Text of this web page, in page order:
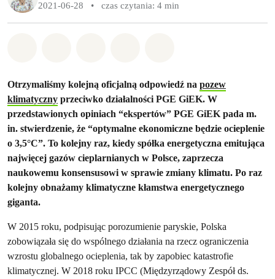
2021-06-28
• czas czytania: 4 min
Otrzymaliśmy kolejną oficjalną odpowiedź na pozew
klimatyczny przeciwko działalności PGE GiEK. W
przedstawionych opiniach “ekspertów” PGE GiEK pada m.
in. stwierdzenie, że “optymalne ekonomiczne będzie ocieplenie
o 3,5°C”. To kolejny raz, kiedy spółka energetyczna emitująca
najwięcej gazów cieplarnianych w Polsce, zaprzecza
naukowemu konsensusowi w sprawie zmiany klimatu. Po raz
kolejny obnażamy klimatyczne kłamstwa energetycznego
giganta.
W 2015 roku, podpisując porozumienie paryskie, Polska
zobowiązała się do wspólnego działania na rzecz ograniczenia
wzrostu globalnego ocieplenia, tak by zapobiec katastrofie
klimatycznej. W 2018 roku IPCC (Międzyrządowy Zespół ds.